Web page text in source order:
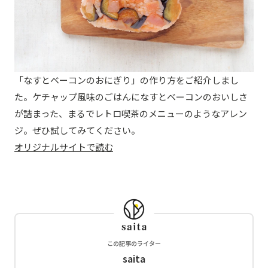
「なすとベーコンのおにぎり」の作り方をご紹介しまし
た。ケチャップ風味のごはんになすとベーコンのおいしさ
が詰まった、まるでレトロ喫茶のメニューのようなアレン
ジ。ぜひ試してみてください。
オリジナルサイトで読む
この記事のライター
saita